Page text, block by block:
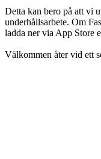
Detta kan bero på att vi
underhållsarbete. Om
ladda ner via App Store
Välkommen åter vid ett